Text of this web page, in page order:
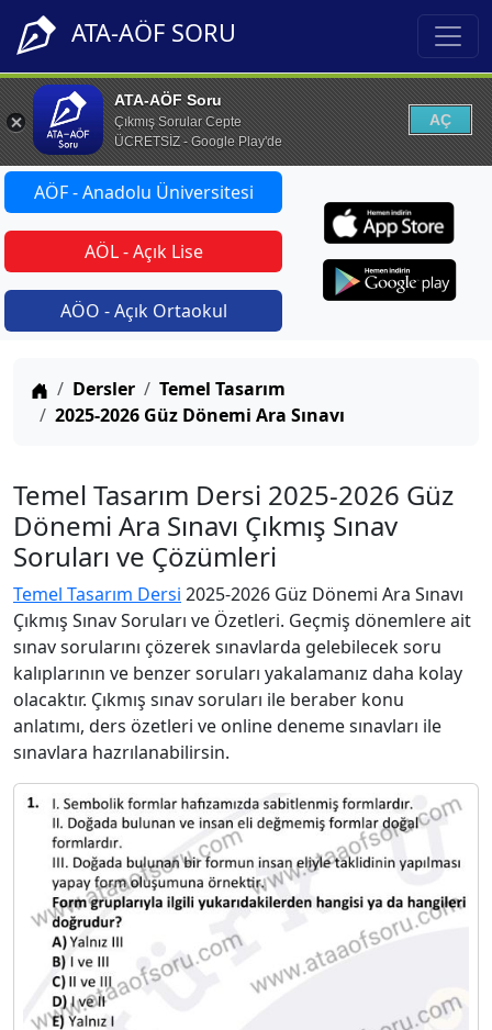
ATA-AÖF SORU
ATA-AÖF Soru
Çıkmış Sorular Cepte
ÜCRETSİZ - Google Play'de
AÇ
AÖF - Anadolu Üniversitesi
AÖL - Açık Lise
AÖO - Açık Ortaokul
Anasayfa
Dersler
Temel Tasarım
2025-2026 Güz Dönemi Ara Sınavı
Temel Tasarım Dersi 2025-2026 Güz
Dönemi Ara Sınavı Çıkmış Sınav
Soruları ve Çözümleri
Temel Tasarım Dersi 2025-2026 Güz Dönemi Ara Sınavı
Çıkmış Sınav Soruları ve Özetleri. Geçmiş dönemlere ait
sınav sorularını çözerek sınavlarda gelebilecek soru
kalıplarının ve benzer soruları yakalamanız daha kolay
olacaktır. Çıkmış sınav soruları ile beraber konu
anlatımı, ders özetleri ve online deneme sınavları ile
sınavlara hazrılanabilirsin.